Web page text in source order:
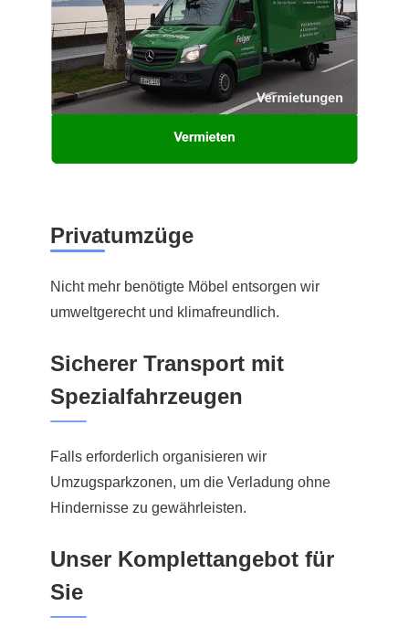
Privatumzüge
Nicht mehr benötigte Möbel entsorgen wir
umweltgerecht und klimafreundlich.
Sicherer Transport mit
Spezialfahrzeugen
Falls erforderlich organisieren wir
Umzugsparkzonen, um die Verladung ohne
Hindernisse zu gewährleisten.
Unser Komplettangebot für
Sie